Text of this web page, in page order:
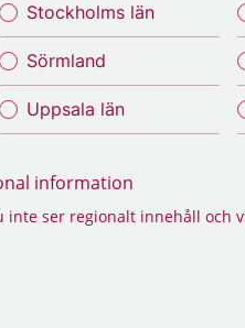
Stockholms län
Sörmland
Uppsala län
information
inte ser regionalt innehåll och